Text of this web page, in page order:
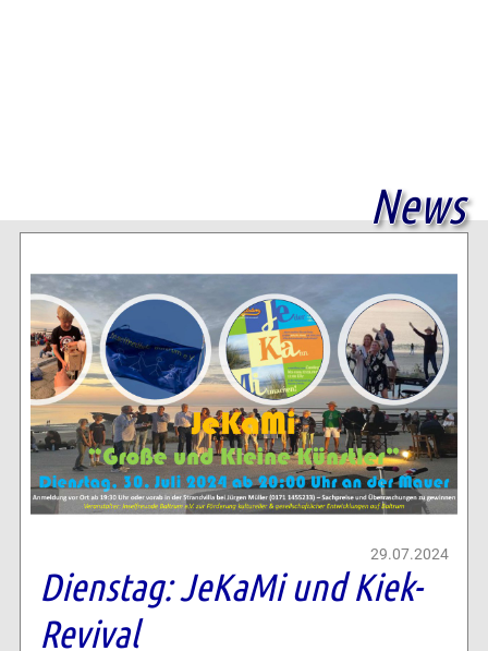
News
29.07.2024
Dienstag: JeKaMi und Kiek-
Revival